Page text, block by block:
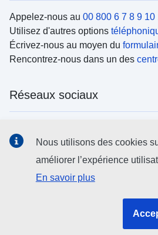
Appelez-nous au 00 800 6 7 8 9 10
Utilisez d'autres options
Écrivez-nous au moyen du
Rencontrez-nous dans un des
Réseaux sociaux
Institutions et organes de
Nous utilisons des cookies
améliorer l’expérience
En savoir plus